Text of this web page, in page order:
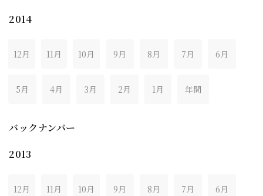
2014
12月 11月 10月 9月 8月 7月 6月
5月 4月 3月 2月 1月 年間
バックナンバー
2013
12月 11月 10月 9月 8月 7月 6月